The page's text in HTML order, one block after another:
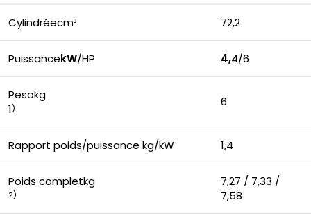
Cylindréecm³ 72,2
PuissancekW/HP 4,4/6
Pesokg
1) 6
Rapport poids/puissance kg/kW 1,4
Poids completkg
2)
7,27 / 7,33 /
7,58